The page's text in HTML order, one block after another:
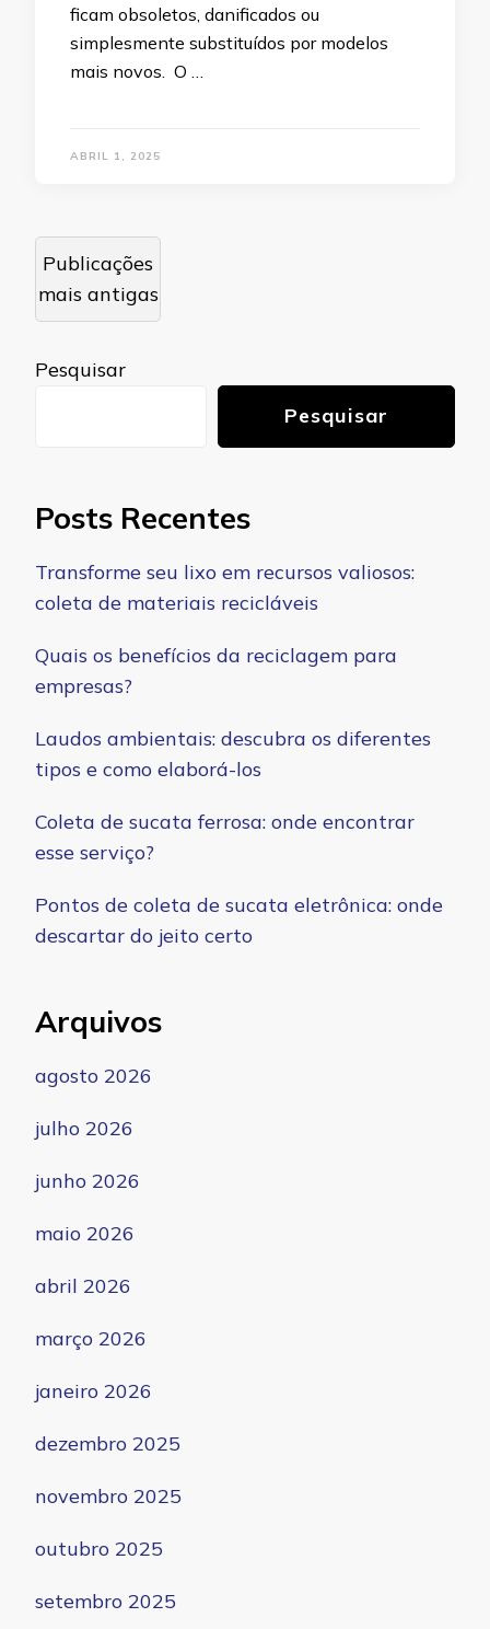
ficam obsoletos, danificados ou
simplesmente substituídos por modelos
mais novos. O …
ABRIL 1, 2025
Navegação
por
posts
Publicações
mais antigas
Pesquisar
Pesquisar
Posts Recentes
Transforme seu lixo em recursos valiosos:
coleta de materiais recicláveis
Quais os benefícios da reciclagem para
empresas?
Laudos ambientais: descubra os diferentes
tipos e como elaborá-los
Coleta de sucata ferrosa: onde encontrar
esse serviço?
Pontos de coleta de sucata eletrônica: onde
descartar do jeito certo
Arquivos
agosto 2026
julho 2026
junho 2026
maio 2026
abril 2026
março 2026
janeiro 2026
dezembro 2025
novembro 2025
outubro 2025
setembro 2025